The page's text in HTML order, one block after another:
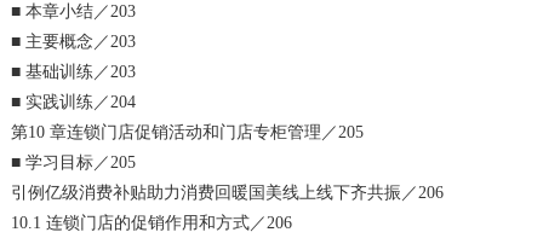
■ 本章小结／203
■ 主要概念／203
■ 基础训练／203
■ 实践训练／204
第10 章连锁门店促销活动和门店专柜管理／205
■ 学习目标／205
引例亿级消费补贴助力消费回暖国美线上线下齐共振／206
10.1 连锁门店的促销作用和方式／206